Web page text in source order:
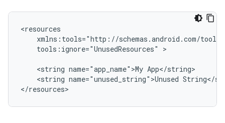
tools:ignore="UnusedResources" >
<string name="app_name">My
<string name="unused_string">Unused String</
</resources>